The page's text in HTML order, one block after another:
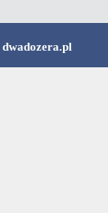
dwadozera.pl